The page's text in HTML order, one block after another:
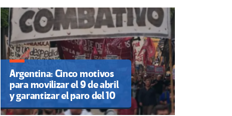
Argentina: Cinco motivos
para movilizar el 9 de abril
y garantizar el paro del 10